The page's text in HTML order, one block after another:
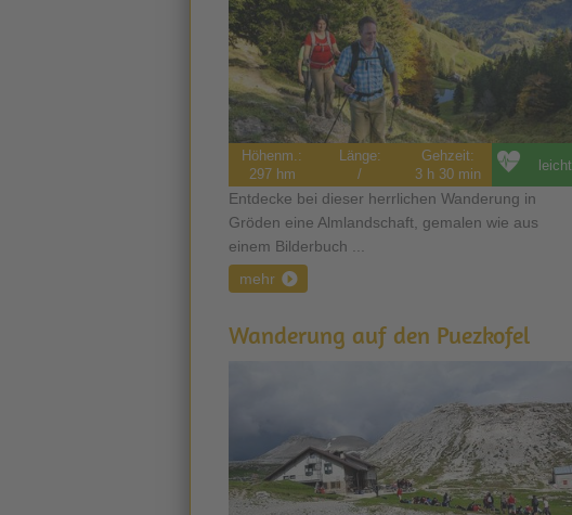
Höhenm.:
297 hm
Länge:
/
Gehzeit:
3 h 30 min
leicht
Entdecke bei dieser herrlichen Wanderung in
Gröden eine Almlandschaft, gemalen wie aus
einem Bilderbuch ...
mehr
Wanderung auf den Puezkofel